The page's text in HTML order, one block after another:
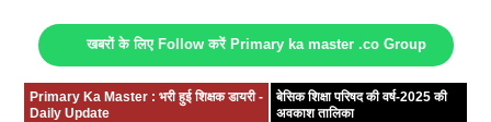
खबरों के लिए Follow करें Primary ka master .co Group
Primary Ka Master : भरी हुई शिक्षक डायरी -
Daily Update
बेसिक शिक्षा परिषद की वर्ष-2025 की
अवकाश तालिका